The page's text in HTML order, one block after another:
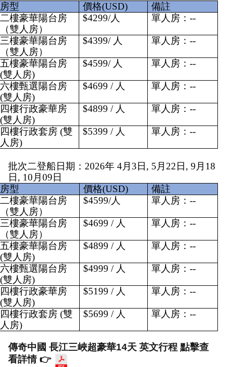
房型
價格(USD)
備註
二樓豪華陽台房
（雙人房）
$4299/人 單人房：--
三樓豪華陽台房
（雙人房）
$4399/ 人 單人房：--
五樓豪華陽台房
(雙人房)
$4599/ 人 單人房：--
六樓甄選陽台房
(雙人房)
$4699 / 人 單人房：--
四樓行政豪華房
(雙人房)
$4899 / 人 單人房：--
四樓行政套房 (雙
人房)
$5399 / 人 單人房：--
批次二登船日期：2026年 4月3日, 5月22日, 9月18
日, 10月09日
房型
價格(USD)
備註
二樓豪華陽台房
（雙人房）
$4599/人 單人房：--
三樓豪華陽台房
（雙人房）
$4699 / 人 單人房：--
五樓豪華陽台房
(雙人房)
$4899 / 人 單人房：--
六樓甄選陽台房
(雙人房)
$4999 / 人 單人房：--
四樓行政豪華房
(雙人房)
$5199 / 人 單人房：--
四樓行政套房 (雙
人房)
$5699 / 人 單人房：--
傳奇中國 長江三峽超豪華14天 英文行程 點擊查
看詳情 👉